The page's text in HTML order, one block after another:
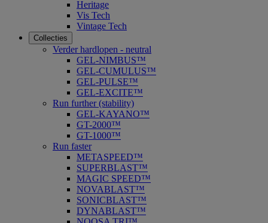
Heritage
Vis Tech
Vintage Tech
Collecties
Verder hardlopen - neutral
GEL-NIMBUS™
GEL-CUMULUS™
GEL-PULSE™
GEL-EXCITE™
Run further (stability)
GEL-KAYANO™
GT-2000™
GT-1000™
Run faster
METASPEED™
SUPERBLAST™
MAGIC SPEED™
NOVABLAST™
SONICBLAST™
DYNABLAST™